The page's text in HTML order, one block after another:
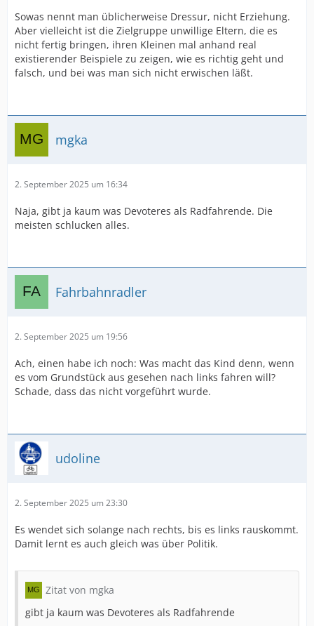
Sowas nennt man üblicherweise Dressur, nicht Erziehung.
Aber vielleicht ist die Zielgruppe unwillige Eltern, die es
nicht fertig bringen, ihren Kleinen mal anhand real
existierender Beispiele zu zeigen, wie es richtig geht und
falsch, und bei was man sich nicht erwischen läßt.
mgka
2. September 2025 um 16:34
Naja, gibt ja kaum was Devoteres als Radfahrende. Die
meisten schlucken alles.
Fahrbahnradler
2. September 2025 um 19:56
Ach, einen habe ich noch: Was macht das Kind denn, wenn
es vom Grundstück aus gesehen nach links fahren will?
Schade, dass das nicht vorgeführt wurde.
udoline
2. September 2025 um 23:30
Es wendet sich solange nach rechts, bis es links rauskommt.
Damit lernt es auch gleich was über Politik.
Zitat von mgka
gibt ja kaum was Devoteres als Radfahrende